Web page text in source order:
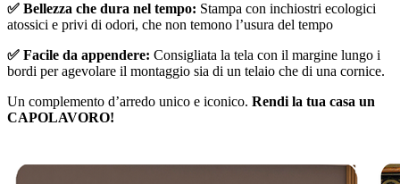
✅ Bellezza che dura nel tempo: Stampa con inchiostri ecologici
atossici e privi di odori, che non temono l’usura del tempo
✅ Facile da appendere: Consigliata la tela con il margine lungo i
bordi per agevolare il montaggio sia di un telaio che di una cornice.
Un complemento d’arredo unico e iconico. Rendi la tua casa un
CAPOLAVORO!